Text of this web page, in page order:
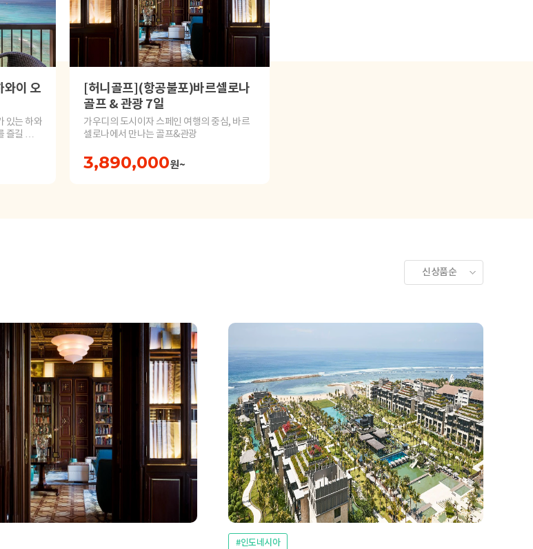
와이 오
있는 하와
즐길 수
[허니골프](항공불포)바르셀로나
골프 & 관광 7일
가우디의 도시이자 스페인 여행의 중심, 바르
셀로나에서 만나는 골프&관광
3,890,000원~
#인도네시아